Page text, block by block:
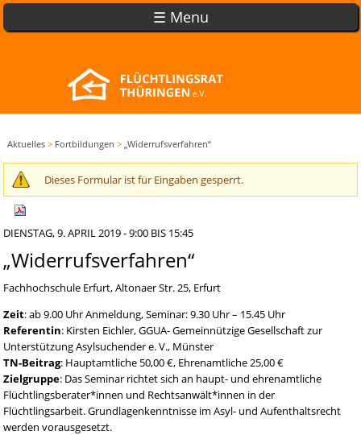
☰ Menu
Aktuelles > Fortbildungen > „Widerrufsverfahren“
Warnmeldung
Dieses Formular ist für Eingaben gesperrt.
DIENSTAG, 9. APRIL 2019 -9:00 BIS 15:45
„Widerrufsverfahren“
Fachhochschule Erfurt, Altonaer Str. 25, Erfurt
Zeit: ab 9.00 Uhr Anmeldung, Seminar: 9.30 Uhr – 15.45 Uhr
Referentin: Kirsten Eichler, GGUA- Gemeinnützige Gesellschaft zur
Unterstützung Asylsuchender e. V., Münster
TN-Beitrag: Hauptamtliche 50,00 €, Ehrenamtliche 25,00 €
Zielgruppe: Das Seminar richtet sich an haupt- und ehrenamtliche
Flüchtlingsberater*innen und Rechtsanwält*innen in der
Flüchtlingsarbeit. Grundlagenkenntnisse im Asyl- und Aufenthaltsrecht
werden vorausgesetzt.